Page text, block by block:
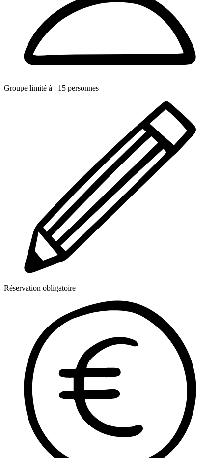
Groupe limité à : 15 personnes
Réservation obligatoire